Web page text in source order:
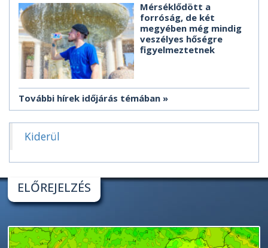
Mérséklődött a
forróság, de két
megyében még mindig
veszélyes hőségre
figyelmeztetnek
További hírek időjárás témában
Kiderül
ELŐREJELZÉS